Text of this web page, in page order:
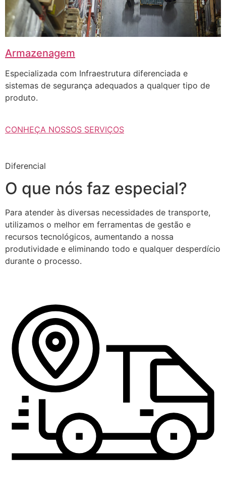
Armazenagem
Especializada com Infraestrutura diferenciada e
sistemas de segurança adequados a qualquer tipo de
produto.
CONHEÇA NOSSOS SERVIÇOS
Diferencial
O que nós faz especial?
Para atender às diversas necessidades de transporte,
utilizamos o melhor em ferramentas de gestão e
recursos tecnológicos, aumentando a nossa
produtividade e eliminando todo e qualquer desperdício
durante o processo.